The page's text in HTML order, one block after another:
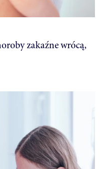
zakaźne wrócą,